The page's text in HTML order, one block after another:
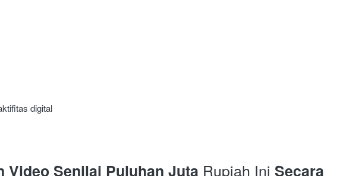
digital
Video Senilai Puluhan Juta Rupiah Ini Secara